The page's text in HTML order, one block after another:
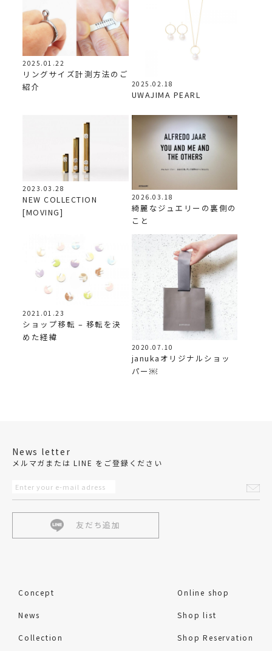
2025.01.22
リングサイズ計測方法のご
紹介
2025.02.18
UWAJIMA PEARL
2023.03.28
NEW COLLECTION
[MOVING]
2026.03.18
綺麗なジュエリーの裏側の
こと
2021.01.23
ショップ移転 – 移転を決
めた経緯
2020.07.10
janukaオリジナルショッ
パー￼
Concept
News
Collection
Online shop
Shop list
Shop Reservation
News letter
メルマガまたは LINE をご登録ください
友だち追加